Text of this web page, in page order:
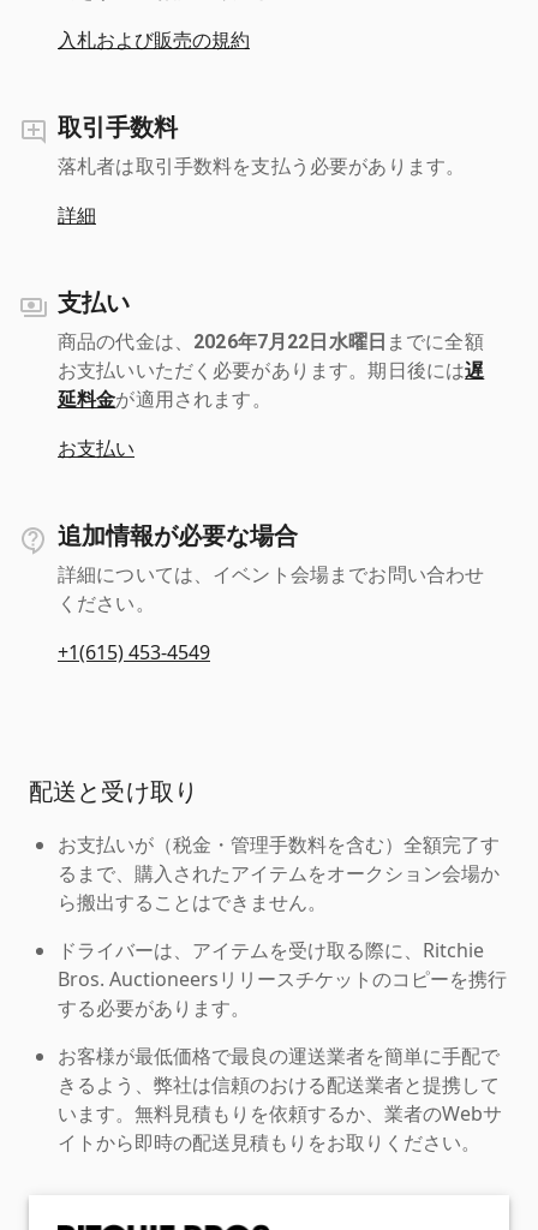
入札および販売の規約
取引手数料
落札者は取引手数料を支払う必要があります。
詳細
支払い
商品の代金は、 2026年7月22日水曜日 までに全額
お支払いいただく必要があります。期日後には遅
延料金が適用されます。
お支払い
追加情報が必要な場合
詳細については、イベント会場までお問い合わせ
ください。
+1(615) 453-4549
配送と受け取り
お支払いが（税金・管理手数料を含む）全額完了す
るまで、購入されたアイテムをオークション会場か
ら搬出することはできません。
ドライバーは、アイテムを受け取る際に、Ritchie
Bros. Auctioneersリリースチケットのコピーを携行
する必要があります。
お客様が最低価格で最良の運送業者を簡単に手配で
きるよう、弊社は信頼のおける配送業者と提携して
います。無料見積もりを依頼するか、業者のWebサ
イトから即時の配送見積もりをお取りください。